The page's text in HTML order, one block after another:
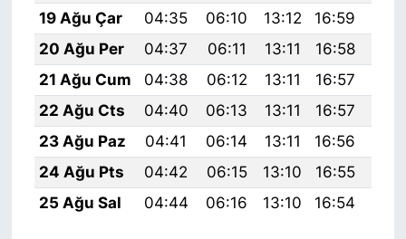
19 Ağu Çar
04:35 06:10 13:12 16:59
20 Ağu Per
04:37 06:11 13:11 16:58
21 Ağu Cum
04:38 06:12 13:11 16:57
22 Ağu Cts
04:40 06:13 13:11 16:57
23 Ağu Paz
04:41 06:14 13:11 16:56
24 Ağu Pts
04:42 06:15 13:10 16:55
25 Ağu Sal
04:44 06:16 13:10 16:54